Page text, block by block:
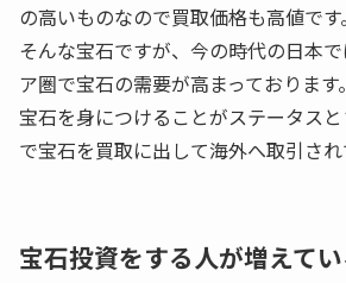
の高いものなので買取価格も高値です。
そんな宝石ですが、今の時代の日本
ア圏で宝石の需要が高まっております。
宝石を身につけることがステータス
で宝石を買取に出して海外へ取引され
宝石投資をする人が増えてい